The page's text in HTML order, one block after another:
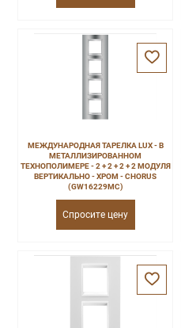
МЕЖДУНАРОДНАЯ ТАРЕЛКА LUX - В
МЕТАЛЛИЗИРОВАННОМ
ТЕХНОПОЛИМЕРЕ - 2 + 2 + 2 + 2 МОДУЛЯ
ВЕРТИКАЛЬНО - ХРОМ - CHORUS
(GW16229MC)
Спросите цену